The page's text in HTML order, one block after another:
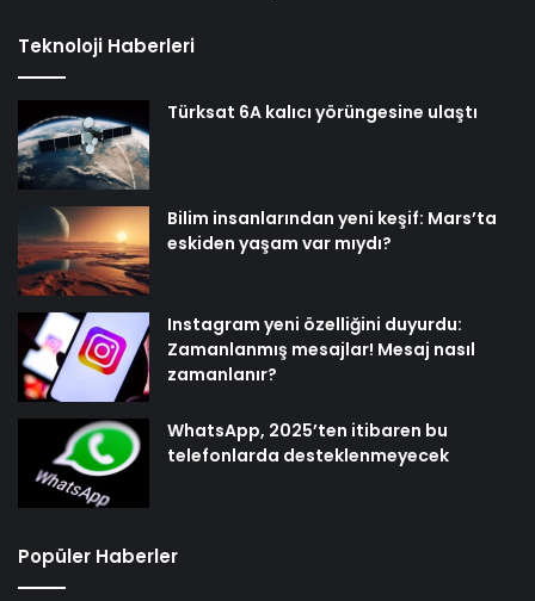
Teknoloji Haberleri
Türksat 6A kalıcı yörüngesine ulaştı
Bilim insanlarından yeni keşif: Mars’ta
eskiden yaşam var mıydı?
Instagram yeni özelliğini duyurdu:
Zamanlanmış mesajlar! Mesaj nasıl
zamanlanır?
WhatsApp, 2025’ten itibaren bu
telefonlarda desteklenmeyecek
Popüler Haberler